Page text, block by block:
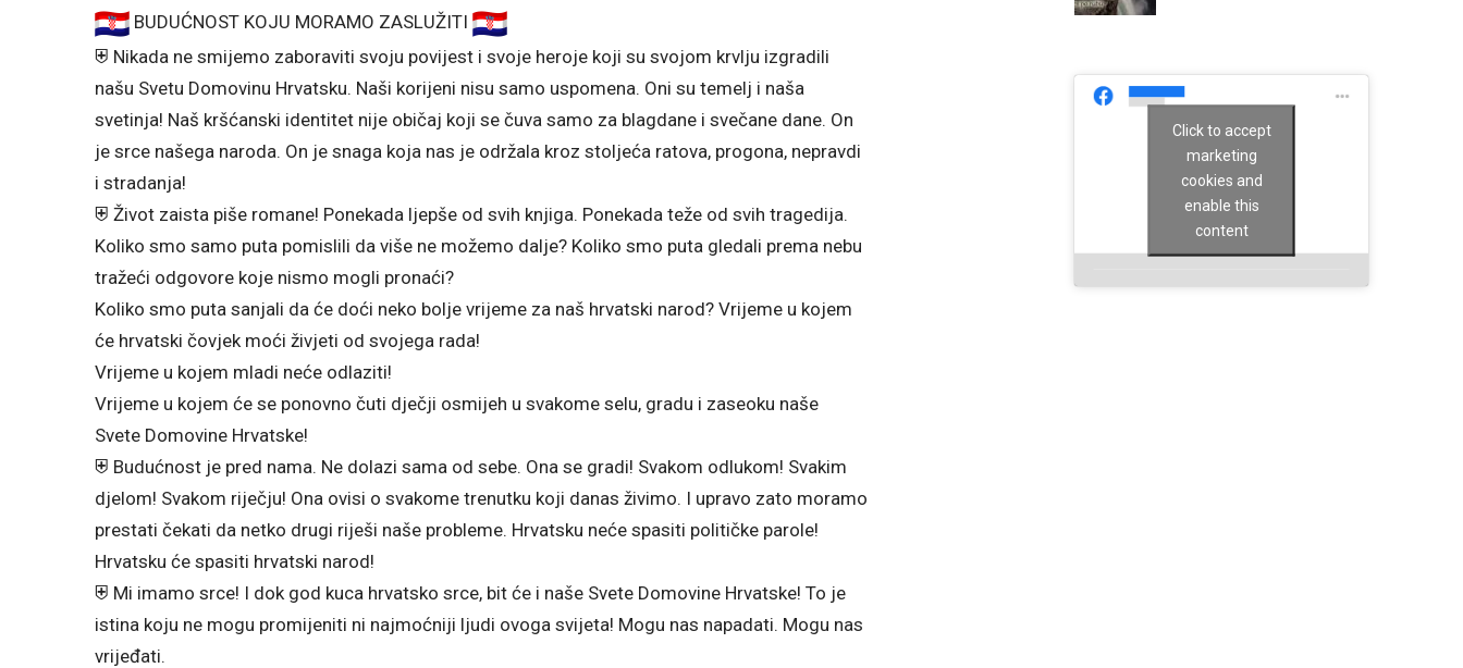
BUDUĆNOST KOJU MORAMO ZASLUŽITI
⛨ Nikada ne smijemo zaboraviti svoju povijest i svoje heroje koji su svojom krvlju izgradili
našu Svetu Domovinu Hrvatsku. Naši korijeni nisu samo uspomena. Oni su temelj i naša
svetinja! Naš kršćanski identitet nije običaj koji se čuva samo za blagdane i svečane dane. On
je srce našega naroda. On je snaga koja nas je održala kroz stoljeća ratova, progona, nepravdi
i stradanja!
⛨ Život zaista piše romane! Ponekada ljepše od svih knjiga. Ponekada teže od svih tragedija.
Koliko smo samo puta pomislili da više ne možemo dalje? Koliko smo puta gledali prema nebu
tražeći odgovore koje nismo mogli pronaći?
Koliko smo puta sanjali da će doći neko bolje vrijeme za naš hrvatski narod? Vrijeme u kojem
će hrvatski čovjek moći živjeti od svojega rada!
Vrijeme u kojem mladi neće odlaziti!
Vrijeme u kojem će se ponovno čuti dječji osmijeh u svakome selu, gradu i zaseoku naše
Svete Domovine Hrvatske!
⛨ Budućnost je pred nama. Ne dolazi sama od sebe. Ona se gradi! Svakom odlukom! Svakim
djelom! Svakom riječju! Ona ovisi o svakome trenutku koji danas živimo. I upravo zato moramo
prestati čekati da netko drugi riješi naše probleme. Hrvatsku neće spasiti političke parole!
Hrvatsku će spasiti hrvatski narod!
⛨ Mi imamo srce! I dok god kuca hrvatsko srce, bit će i naše Svete Domovine Hrvatske! To je
istina koju ne mogu promijeniti ni najmoćniji ljudi ovoga svijeta! Mogu nas napadati. Mogu nas
vrijeđati.
Click to accept
marketing
cookies and
enable this
content